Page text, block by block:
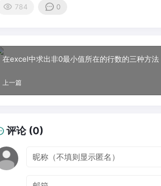
784 0
在excel中求出非0最小值所在的行数的三种方法
上一篇
评论 (0)